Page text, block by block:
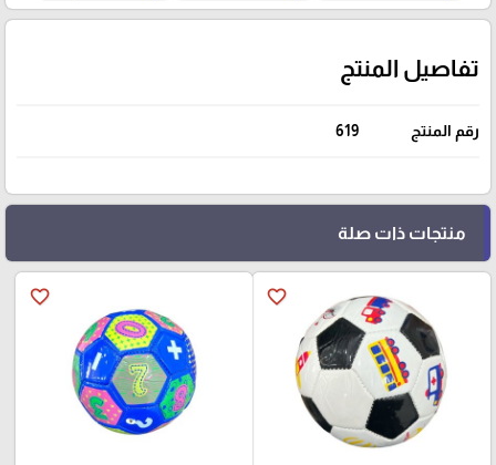
تفاصيل المنتج
رقم المنتج 619
منتجات ذات صلة
favorite_border
favorite_border